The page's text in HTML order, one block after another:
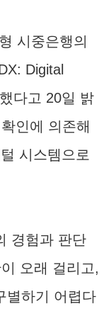
시중은행의
Digital
다고 20일 밝
인에 의존해
시스템으로
경험과 판단
오래 걸리고,
별하기 어렵다